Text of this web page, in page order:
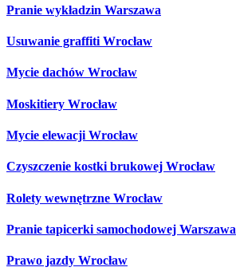
Pranie wykładzin Warszawa
Usuwanie graffiti Wrocław
Mycie dachów Wrocław
Moskitiery Wrocław
Mycie elewacji Wrocław
Czyszczenie kostki brukowej Wrocław
Rolety wewnętrzne Wrocław
Pranie tapicerki samochodowej Warszawa
Prawo jazdy Wrocław